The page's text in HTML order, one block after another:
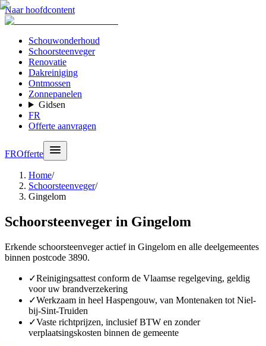
Naar hoofdcontent
Schouwonderhoud
Schoorsteenveger
Renovatie
Dakreiniging
Ontmossen
Zonnepanelen
Gidsen
FR
Offerte aanvragen
FROfferte
Home/
Schoorsteenveger/
Gingelom
Schoorsteenveger in Gingelom
Erkende schoorsteenveger actief in Gingelom en alle deelgemeentes
binnen postcode 3890.
✓Reinigingsattest conform de Vlaamse regelgeving, geldig
voor uw brandverzekering
✓Werkzaam in heel Haspengouw, van Montenaken tot Niel-
bij-Sint-Truiden
✓Vaste richtprijzen, inclusief BTW en zonder
verplaatsingskosten binnen de gemeente